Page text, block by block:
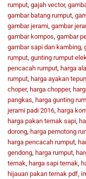
rumput, gajah vector,
gambar batang rumput,
gambar jerami, gambar
gambar kompos, gambar
gambar sapi dan kambing,
rumput, gunting rumput
pencacah rumput, harga
rumput, harga ayakan
choper, harga chopper,
pangkas, harga gunting
jerami padi 2016, harga
harga pakan ternak sapi,
dorong, harga pemotong
harga pencacah rumput,
gendong, harga rumput,
ternak, harga sapi ternak,
hijauan pakan ternak pdf,